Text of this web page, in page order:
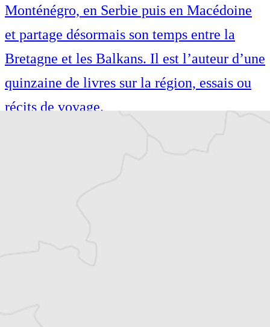
Monténégro, en Serbie puis en Macédoine
et partage désormais son temps entre la
Bretagne et les Balkans. Il est l’auteur d’une
quinzaine de livres sur la région, essais ou
récits de voyage.